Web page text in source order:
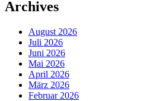
Archives
August 2026
Juli 2026
Juni 2026
Mai 2026
April 2026
März 2026
Februar 2026